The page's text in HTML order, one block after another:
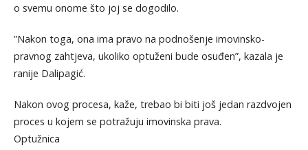
o svemu onome što joj se dogodilo.
”Nakon toga, ona ima pravo na podnošenje imovinsko-
pravnog zahtjeva, ukoliko optuženi bude osuđen”, kazala je
ranije Dalipagić.
Nakon ovog procesa, kaže, trebao bi biti još jedan razdvojen
proces u kojem se potražuju imovinska prava.
Optužnica